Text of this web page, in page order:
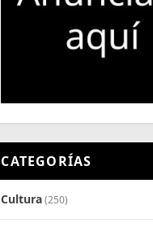
CATEGORÍAS
Cultura(250)